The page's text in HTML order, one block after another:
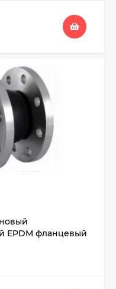
EPDM фланцевый